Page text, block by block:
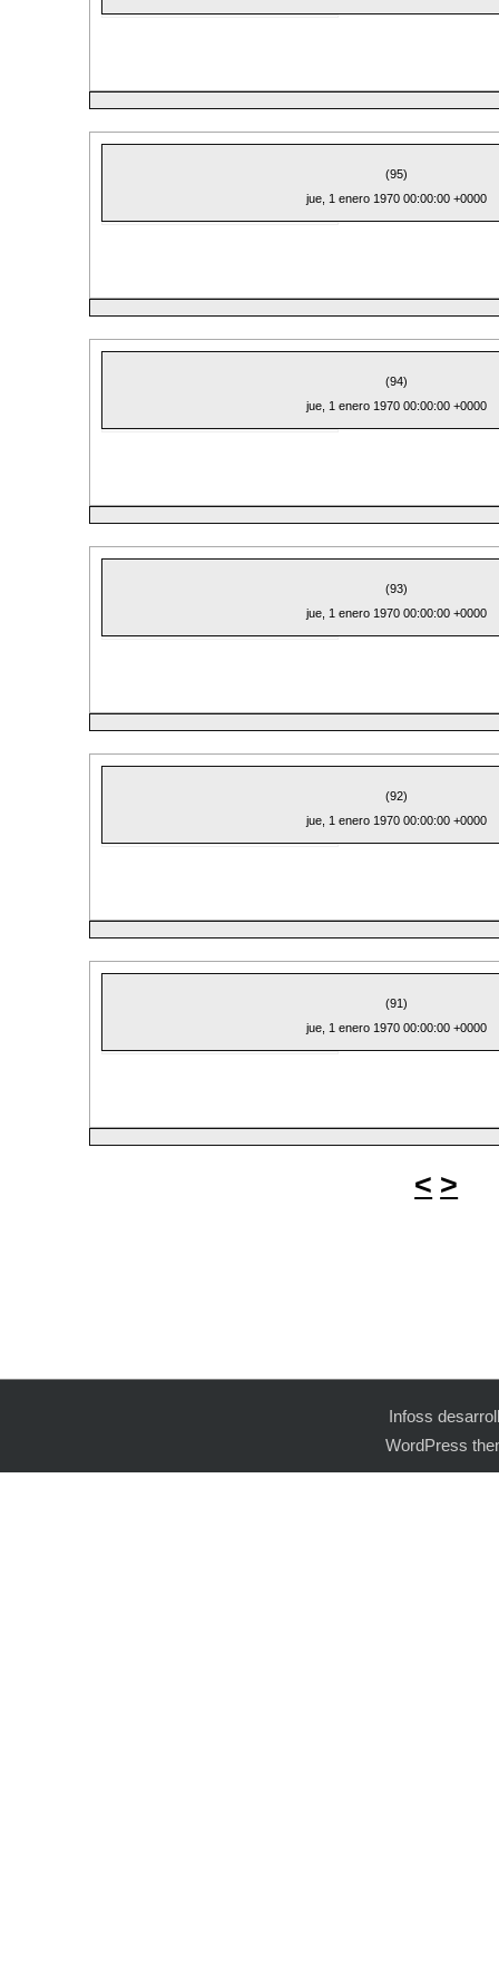
(95)
jue, 1 enero 1970 00:00:00 +0000
(94)
jue, 1 enero 1970 00:00:00 +0000
(93)
jue, 1 enero 1970 00:00:00 +0000
(92)
jue, 1 enero 1970 00:00:00 +0000
(91)
jue, 1 enero 1970 00:00:00 +0000
< >
Infoss
WordPress